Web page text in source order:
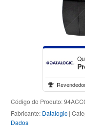
Código do Produto:
Fabricante: Datalogic |
Dados